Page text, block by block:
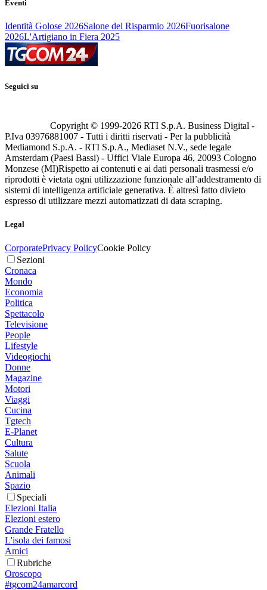
Eventi
Identità Golose 2026Salone del Risparmio 2026Fuorisalone
2026L'Artigiano in Fiera 2025
Seguici su
Copyright © 1999-2026 RTI S.p.A. Business Digital -
P.Iva 03976881007 - Tutti i diritti riservati - Per la pubblicità
Mediamond S.p.A. - RTI S.p.A., Mediaset N.V., sede legale
Amsterdam (Paesi Bassi) - Uffici Viale Europa 46, 20093 Cologno
Monzese (MI)Rispetto ai contenuti e ai dati personali trasmessi e/o
riprodotti è vietata ogni utilizzazione funzionale all’addestramento di
sistemi di intelligenza artificiale generativa. È altresì fatto divieto
espresso di utilizzare mezzi automatizzati di data scraping.
Legal
CorporatePrivacy PolicyCookie Policy
Sezioni
Cronaca
Mondo
Economia
Politica
Spettacolo
Televisione
People
Lifestyle
Videogiochi
Donne
Magazine
Motori
Viaggi
Cucina
Tgtech
E-Planet
Cultura
Salute
Scuola
Animali
Spazio
Speciali
Elezioni Italia
Elezioni estero
Grande Fratello
L'isola dei famosi
Amici
Rubriche
Oroscopo
#tgcom24amarcord